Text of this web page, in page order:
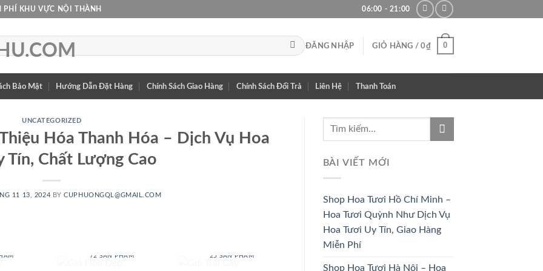
KHU VỰC NỘI THÀNH 06:00 - 21:00
ĐĂNG NHẬP GIỎ HÀNG /0₫ 0
Bảo Mật Hướng Dẫn Đặt Hàng Chính Sách Giao Hàng Chính Sách Đổi Trả Liên Hệ Thanh Toán
UNCATEGORIZED
Hóa Thanh Hóa – Dịch Vụ Hoa
Tín, Chất Lượng Cao
11 13, 2024 BYCUPHUONGQL@GMAIL.COM
72 SẢN PHẨM 25 SẢN PHẨM
BÀI VIẾT MỚI
Shop Hoa Tươi Hồ Chí Minh –
Hoa Tươi Quỳnh Như Dịch Vụ
Hoa Tươi Uy Tín, Giao Hàng
Miễn Phí
Shop Hoa Tươi Hà Nội – Hoa